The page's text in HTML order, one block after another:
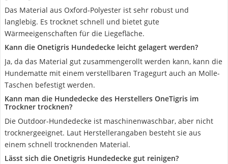
Das Material aus Oxford-Polyester ist sehr robust und
langlebig. Es trocknet schnell und bietet gute
Wärmeeigenschaften für die Liegefläche.
Kann die Onetigris Hundedecke leicht gelagert werden?
Ja, da das Material gut zusammengerollt werden kann, kann die
Hundematte mit einem verstellbaren Tragegurt auch an Molle-
Taschen befestigt werden.
Kann man die Hundedecke des Herstellers OneTigris im
Trockner trocknen?
Die Outdoor-Hundedecke ist maschinenwaschbar, aber nicht
trocknergeeignet. Laut Herstellerangaben besteht sie aus
einem schnell trocknenden Material.
Lässt sich die Onetigris Hundedecke gut reinigen?